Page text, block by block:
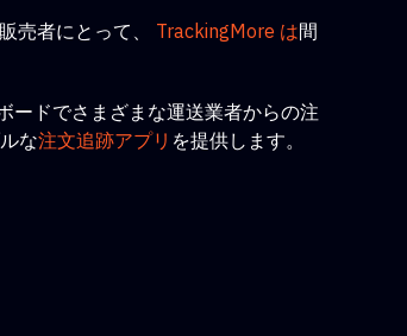
売者にとって、 TrackingMore は間
ードでさまざまな運送業者からの注
な注文追跡アプリ を提供します。